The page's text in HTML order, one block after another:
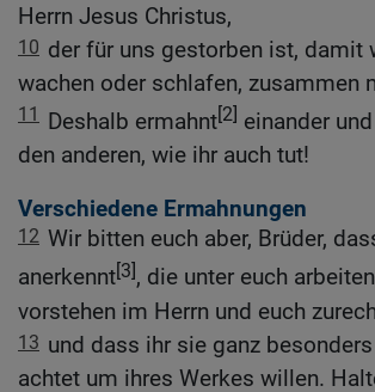
Herrn Jesus Christus,
10 der für uns gestorben ist, damit
wachen oder schlafen, zusammen
11 Deshalb ermahnt[2] einander
den anderen, wie ihr auch tut!
Verschiedene Ermahnungen
12 Wir bitten euch aber, Brüder,
anerkennt[3], die unter euch
vorstehen im Herrn und euch
13 und dass ihr sie ganz
achtet um ihres Werkes willen.